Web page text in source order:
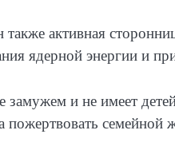
активная
ядерной энергии и
и не имеет
пожертвовать